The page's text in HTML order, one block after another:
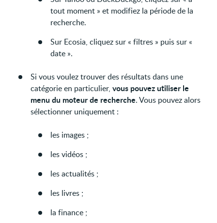
tout moment » et modifiez la période de la
recherche.
Sur Ecosia, cliquez sur « filtres » puis sur «
date ».
Si vous voulez trouver des résultats dans une
catégorie en particulier,vous pouvez utiliser le
menu du moteur de recherche. Vous pouvez alors
sélectionner uniquement :
les images ;
les vidéos ;
les actualités ;
les livres ;
la finance ;